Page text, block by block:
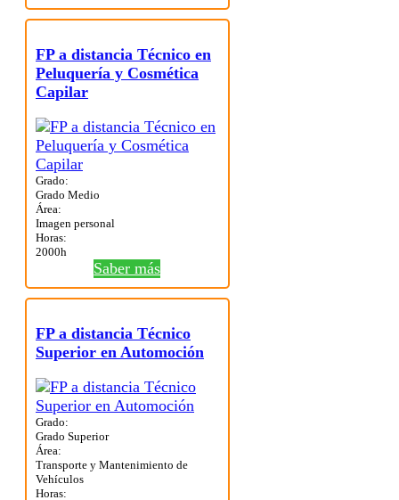
FP a distancia Técnico en
Peluquería y Cosmética
Capilar
Grado:
Grado Medio
Área:
Imagen personal
Horas:
2000h
Saber más
FP a distancia Técnico
Superior en Automoción
Grado:
Grado Superior
Área:
Transporte y Mantenimiento de
Vehículos
Horas: